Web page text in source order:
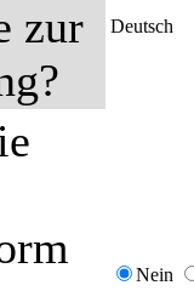
zur
Deutsch
Nein